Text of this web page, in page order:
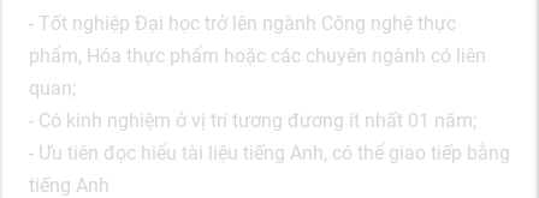
- Tốt nghiệp Đại học trở lên ngành Công nghệ thực
phẩm, Hóa thực phẩm hoặc các chuyên ngành có liên
quan;
- Có kinh nghiệm ở vị trí tương đương ít nhất 01 năm;
- Ưu tiên đọc hiểu tài liệu tiếng Anh, có thể giao tiếp bằng
tiếng Anh